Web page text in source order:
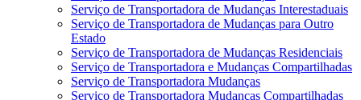
Serviço de Transportadora de Mudanças Interestaduais
Serviço de Transportadora de Mudanças para Outro
Estado
Serviço de Transportadora de Mudanças Residenciais
Serviço de Transportadora e Mudanças Compartilhadas
Serviço de Transportadora Mudanças
Serviço de Transportadora Mudanças Compartilhadas